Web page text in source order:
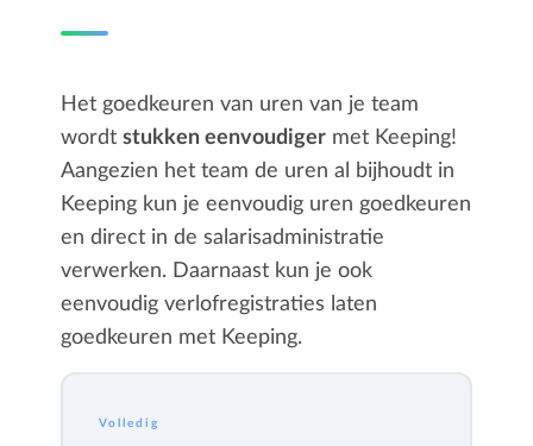
Het goedkeuren van uren van je team
wordtstukken eenvoudiger met Keeping!
Aangezien het team de uren al bijhoudt in
Keeping kun je eenvoudig uren goedkeuren
en direct in de salarisadministratie
verwerken. Daarnaast kun je ook
eenvoudig verlofregistraties laten
goedkeuren met Keeping.
Volledig